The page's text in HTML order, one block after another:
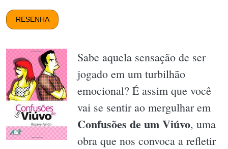
RESENHA
Sabe aquela sensação de ser
jogado em um turbilhão
emocional? É assim que você
vai se sentir ao mergulhar em
Confusões de um Viúvo, uma
obra que nos convoca a refletir